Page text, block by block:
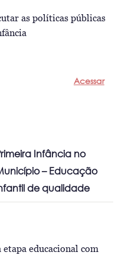
as políticas públicas
Acessar
Infância no
– Educação
de qualidade
educacional com